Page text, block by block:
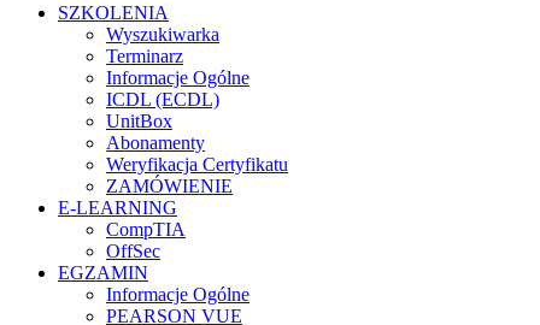
SZKOLENIA
Wyszukiwarka
Terminarz
Informacje Ogólne
ICDL (ECDL)
UnitBox
Abonamenty
Weryfikacja Certyfikatu
ZAMÓWIENIE
E-LEARNING
CompTIA
OffSec
EGZAMIN
Informacje Ogólne
PEARSON VUE